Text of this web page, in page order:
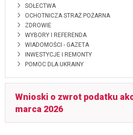
SOŁECTWA
OCHOTNICZA STRAŻ POŻARNA
ZDROWIE
WYBORY I REFERENDA
WIADOMOŚCI - GAZETA
INWESTYCJE I REMONTY
POMOC DLA UKRAINY
Wnioski o zwrot podatku
marca 2026